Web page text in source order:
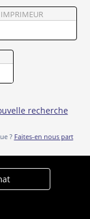
IMPRIMEUR
recherche
? Faites-en nous part